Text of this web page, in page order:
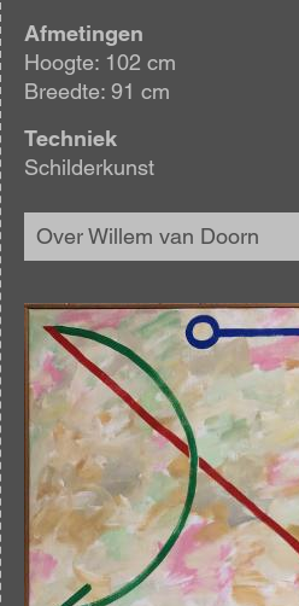
Afmetingen
Hoogte: 102 cm
Breedte: 91 cm
Techniek
Schilderkunst
Over Willem van Doorn
Afbeelding